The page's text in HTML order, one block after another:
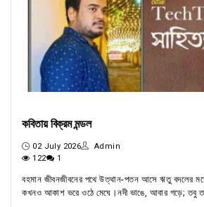
কবিতায় বিক্রম মন্ডল
02 July 2026
Admin
122
1
বহমান জীবনজীবনের পথে উত্থান-পতন আসে ঋতু বদলের
কখনও আকাশ ভরে ওঠে মেঘে।নদী ভাঙে, আবার গড়ে; তবু